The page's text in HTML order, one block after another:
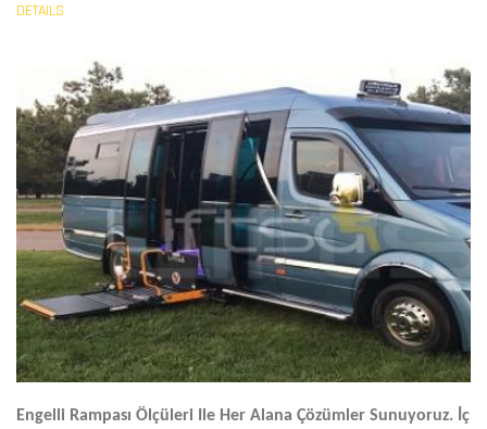
DETAILS
Engelli Rampası Ölçüleri Ile Her Alana Çözümler Sunuyoruz. İç